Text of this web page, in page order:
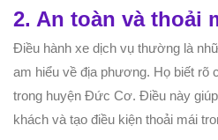
2. An toàn và thoải
Điều hành xe dịch vụ thường là
am hiểu về địa phương. Họ biết rõ
trong huyện Đức Cơ. Điều này
khách và tạo điều kiện thoải mái